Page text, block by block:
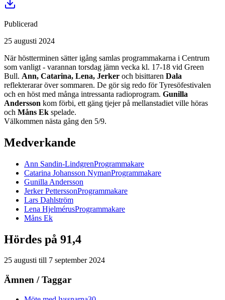
Publicerad
25 augusti 2024
När höstterminen sätter igång samlas programmakarna i Centrum
som vanligt - varannan torsdag jämn vecka kl. 17-18 vid Green
Bull. Ann, Catarina, Lena, Jerker och bisittaren Dala
reflekterarar över sommaren. De gör sig redo för Tyresöfestivalen
och en höst med många intressanta radioprogram. Gunilla
Andersson kom förbi, ett gäng tjejer på mellanstadiet ville höras
och Måns Ek spelade.
Välkommen nästa gång den 5/9.
Medverkande
Ann Sandin-LindgrenProgrammakare
Catarina Johansson NymanProgrammakare
Gunilla Andersson
Jerker PetterssonProgrammakare
Lars Dahlström
Lena HjelmérusProgrammakare
Måns Ek
Hördes på 91,4
25 augusti till 7 september 2024
Ämnen / Taggar